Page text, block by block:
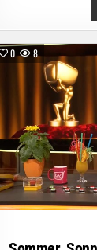
0 8